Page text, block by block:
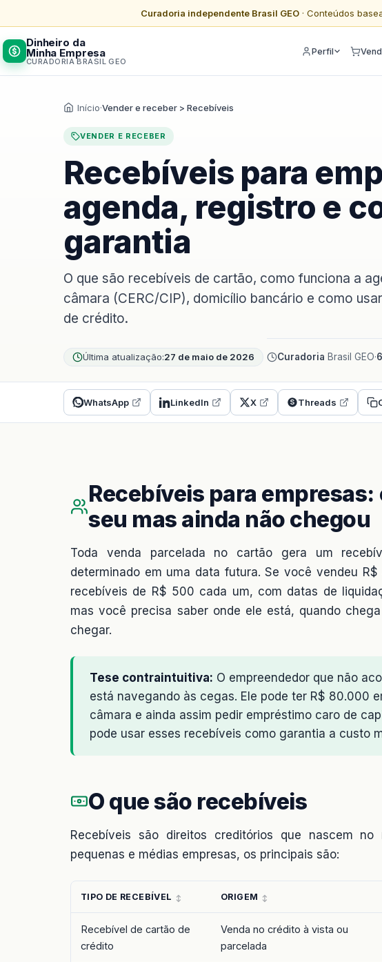
Curadoria independente Brasil GEO· Conteúdos
Dinheiro da
Minha Empresa
CURADORIA BRASIL GEO
Perfil
Início·Vender e receber > Recebíveis
VENDER E RECEBER
Recebíveis para
agenda, registro e
garantia
O que são recebíveis de cartão, como funciona a
câmara (CERC/CIP), domicílio bancário e como
de crédito.
Última atualização:27 de maio de 2026 Curadoria Brasil GEO·6
WhatsApp LinkedIn X Threads
Recebíveis para empresas:
seu mas ainda não chegou
Toda venda parcelada no cartão gera um
determinado em uma data futura. Se você vendeu
recebíveis de R$ 500 cada um, com datas de
mas você precisa saber onde ele está, quando
chegar.
Tese contraintuitiva: O empreendedor que não
está navegando às cegas. Ele pode ter R$ 80.000
câmara e ainda assim pedir empréstimo caro de
pode usar esses recebíveis como garantia a custo
O que são recebíveis
Recebíveis são direitos creditórios que nascem
pequenas e médias empresas, os principais são:
TIPO DE RECEBÍVEL ORIGEM
Recebível de cartão de
crédito
Venda no crédito à vista ou
parcelada